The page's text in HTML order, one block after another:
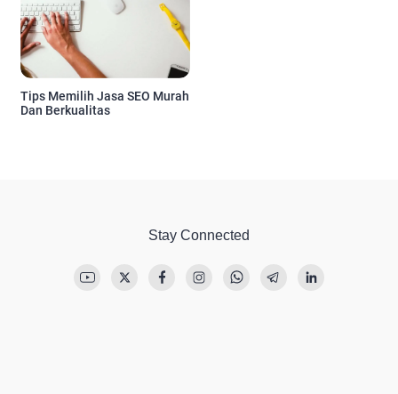
Tips Memilih Jasa SEO Murah
Dan Berkualitas
Stay Connected